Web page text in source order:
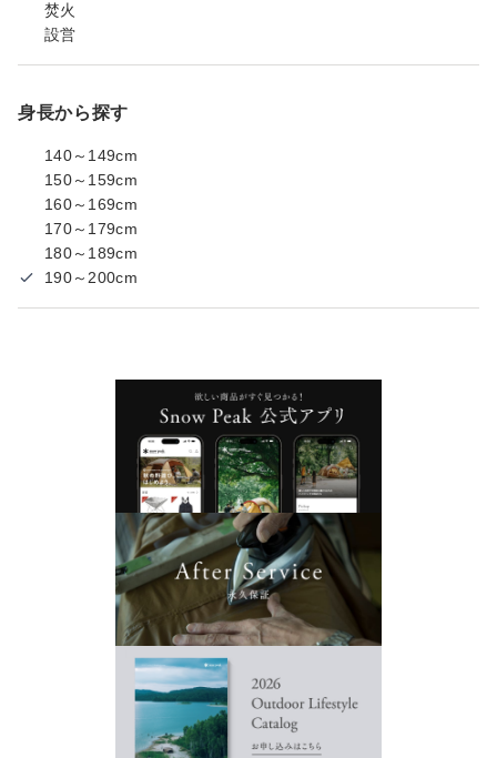
焚火
設営
身長から探す
140～149cm
150～159cm
160～169cm
170～179cm
180～189cm
190～200cm